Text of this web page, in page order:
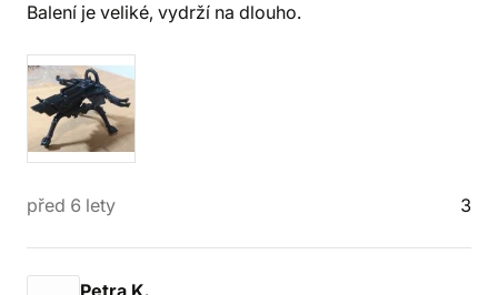
Balení je veliké, vydrží na dlouho.
před 6 lety 3
Petra K.